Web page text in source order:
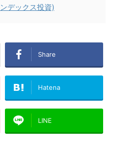
デックス投資)
Share
Hatena
LINE